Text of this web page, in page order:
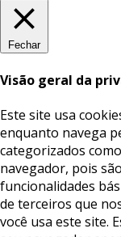
Fechar
Visão geral da
Este site usa
enquanto navega
categorizados
navegador, pois
funcionalidades
de terceiros que
você usa este site.